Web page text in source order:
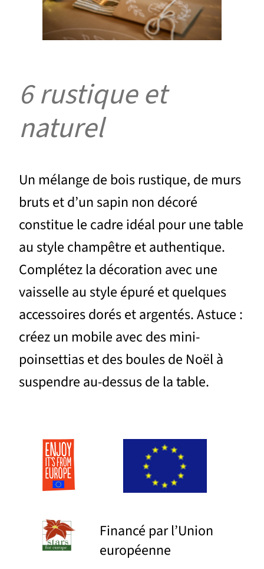
6 rustique et
naturel
Un mélange de bois rustique, de murs
bruts et d’un sapin non décoré
constitue le cadre idéal pour une table
au style champêtre et authentique.
Complétez la décoration avec une
vaisselle au style épuré et quelques
accessoires dorés et argentés. Astuce :
créez un mobile avec des mini-
poinsettias et des boules de Noël à
suspendre au-dessus de la table.
Financé par l’Union
européenne